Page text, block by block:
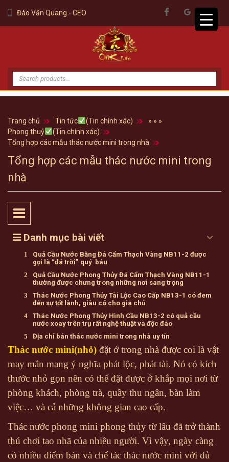
Đào Văn Quang - CEO
Tìm
kiếm:
Trang chủ »
Tin tức (Tin chính xác)
»
Phong thuỷ
(Tin chính xác)
»
Tổng hợp các mẫu thác nước mini trong nhà
Tổng hợp các mẫu thác nước mini trong
nhà
Danh mục bài viết
Quả Cầu Nước Bằng Đá Cẩm Thạch Vàng NB11-2 được
gọi là “đá trời” quý báu
Quả Cầu Nước Phong Thủy Đá Cẩm Thạch Vàng NB11-1
thường được chưng trong những nơi sang trọng
Thác Nước Phong Thủy Tài Lộc Cao Cấp NB13-1 có đem
đến sự tốt lành, giàu có cho gia chủ
Thác Nước Phong Thủy Hình Cầu NB13-2 có quả cầu
nước xoay trên trụ rất nghệ thuật và độc đáo
Địa chỉ bán thác nước mini trong nhà uy tín
Thác nước mini(nhỏ) đặt ở trong nhà được coi là vật
may mắn mang ý nghĩa phát lộc, phát tài. Nó có kích
thước nhỏ gọn nên có thể đặt được ở khắp mọi nơi từ
phòng khách, phòng trà, quầy thu ngân, bàn làm
việc… và cả những không gian cao cấp.
Thác nước phong mini phong thủy từ lâu đã trở thành
thú chơi tao nhã của nhiều người. Vì vậy, ngày càng
có nhiều điểm bán và chế tác thác nước mini với đủ